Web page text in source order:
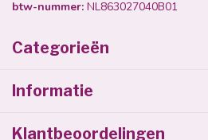
btw-nummer: NL863027040B01
Categorieën
Informatie
Klantbeoordelingen